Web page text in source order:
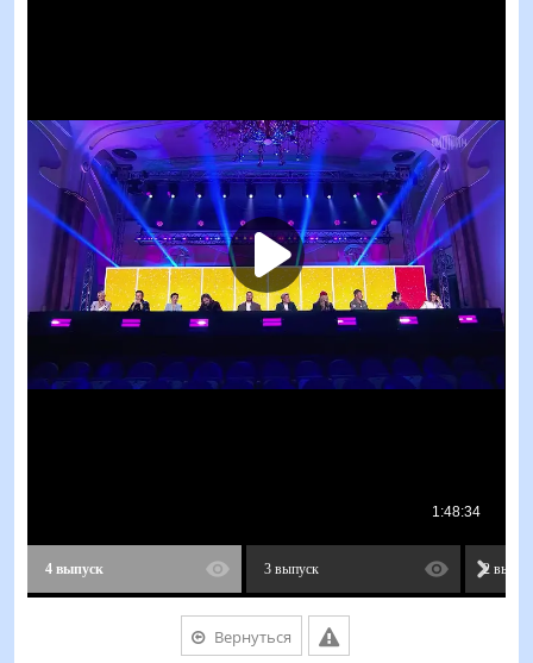
4 выпуск 3 выпуск 2
Вернуться